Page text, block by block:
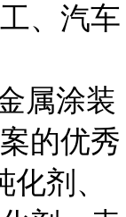
、汽车
属涂装
的优秀
剂、